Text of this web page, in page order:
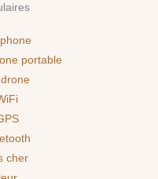
portable
cher